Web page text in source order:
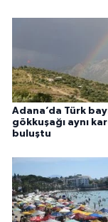
Adana’da Türk
gökkuşağı aynı
buluştu